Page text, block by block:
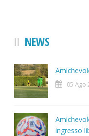
NEWS
05 Ago
ingresso